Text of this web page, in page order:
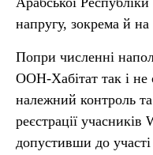
напругу, зокрема й на
Попри численні
ООН-Хабітат так і не
належний контроль
реєстрації
допустивши до участі